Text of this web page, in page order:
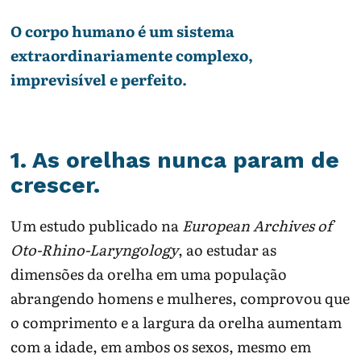
O corpo humano é um sistema
extraordinariamente complexo,
imprevisível e perfeito.
1. As orelhas nunca param de
crescer.
Um estudo publicado naEuropean Archives of
Oto-Rhino-Laryngology, ao estudar as
dimensões da orelha em uma população
abrangendo homens e mulheres, comprovou que
o comprimento e a largura da orelha aumentam
com a idade, em ambos os sexos, mesmo em